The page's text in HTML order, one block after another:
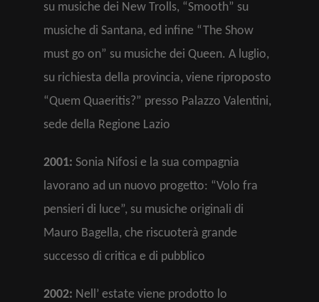
su musiche dei New Trolls, “Smooth” su
musiche di Santana, ed infine “The Show
must go on” su musiche dei Queen. A luglio,
su richiesta della provincia, viene riproposto
“Quem Quaeritis?” presso Palazzo Valentini,
sede della Regione Lazio
2001: Sonia Nifosi e la sua compagnia
lavorano ad un nuovo progetto: “Volo fra
pensieri di luce”, su musiche originali di
Mauro Bagella, che riscuoterà grande
successo di critica e di pubblico
2002: Nell’ estate viene prodotto lo